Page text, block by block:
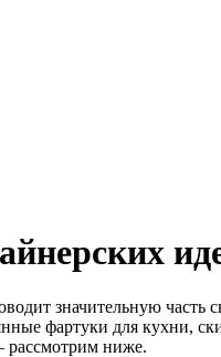
значительную
фартуки для кухни,
рассмотрим ниже.